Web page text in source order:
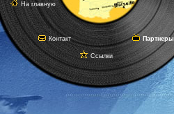
На главную
Контакт
Ссылки
Партнеры